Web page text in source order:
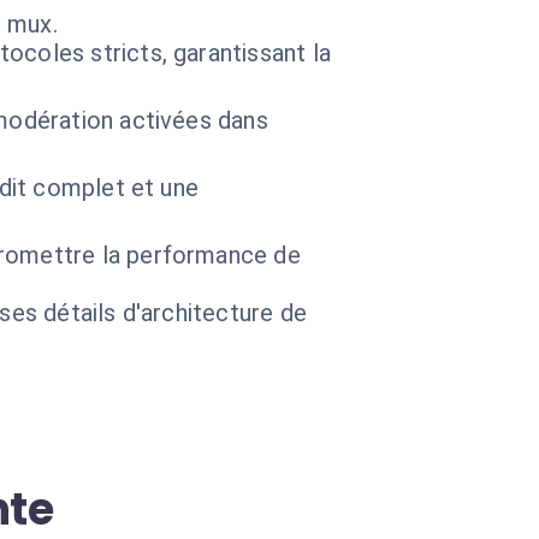
stricts, garantissant la
activées dans
complet et une
la performance de
détails d'architecture de